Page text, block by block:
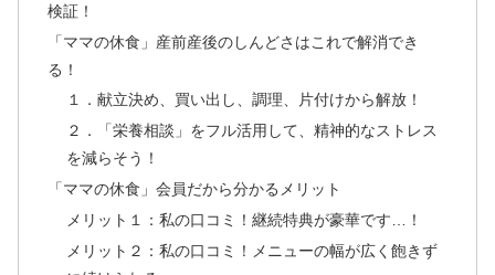
検証！
「ママの休食」産前産後のしんどさはこれで解消でき
る！
１．献立決め、買い出し、調理、片付けから解放！
２．「栄養相談」をフル活用して、精神的なストレス
を減らそう！
「ママの休食」会員だから分かるメリット
メリット１：私の口コミ！継続特典が豪華です…！
メリット２：私の口コミ！メニューの幅が広く飽きず